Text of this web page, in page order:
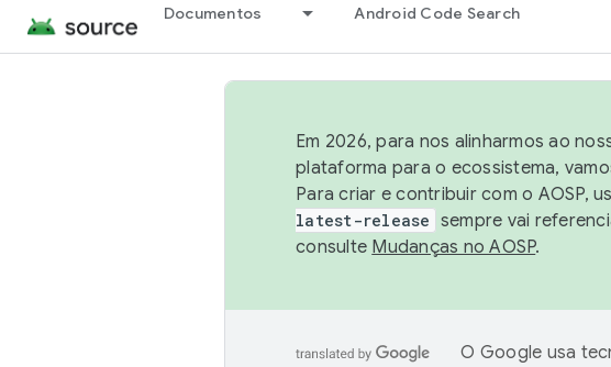
Documentos Android Code Search
Em 2026, para nos alinharmos ao
plataforma para o ecossistema,
Para criar e contribuir com o AOSP,
latest-release sempre vai
consulte Mudanças no AOSP.
O Google usa